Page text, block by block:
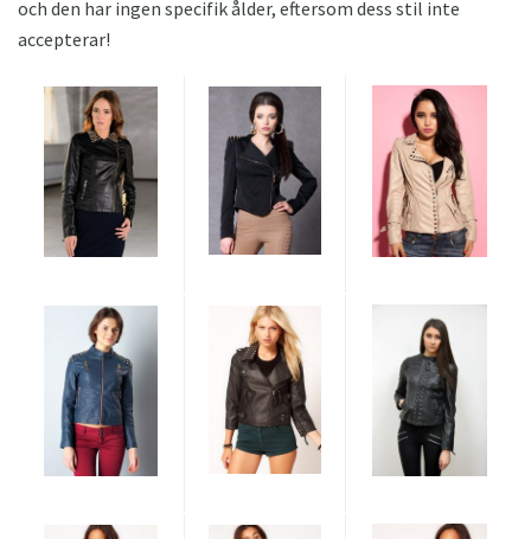
och den har ingen specifik ålder, eftersom dess stil inte
accepterar!